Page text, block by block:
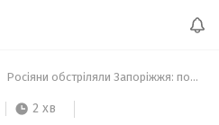
Росіяни обстріляли Запоріжжя: пошкоджено багатоповерхівку, є жертва і понад десяток постраждалих
2 хв